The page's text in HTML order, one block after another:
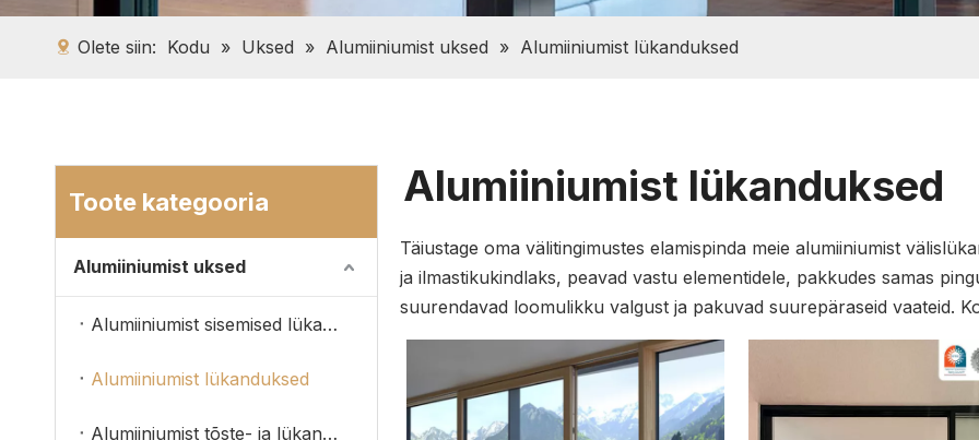
Olete siin: Kodu » Uksed » Alumiiniumist uksed » Alumiiniumist lükanduksed
Toote kategooria
Alumiiniumist uksed
Alumiiniumist sisemised lükanduksed
Alumiiniumist lükanduksed
Alumiiniumist tõste- ja lükanduksed
Alumiiniumist lükanduksed
Täiustage oma välitingimustes elamispinda meie alumiiniumist
ja ilmastikukindlaks, peavad vastu elementidele, pakkudes samas
suurendavad loomulikku valgust ja pakuvad suurepäraseid vaateid.